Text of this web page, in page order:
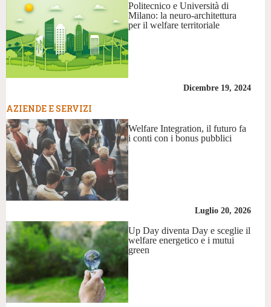
Politecnico e Università di
Milano: la neuro-architettura
per il welfare territoriale
Dicembre 19, 2024
AZIENDE E SERVIZI
Welfare Integration, il futuro fa
i conti con i bonus pubblici
Luglio 20, 2026
Up Day diventa Day e sceglie il
welfare energetico e i mutui
green